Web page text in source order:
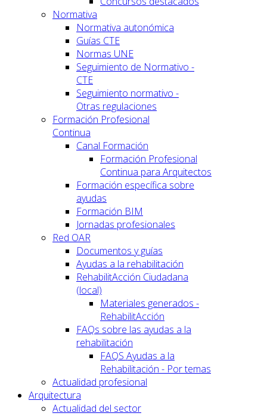
Normativa
Normativa autonómica
Guías CTE
Normas UNE
Seguimiento de Normativo -
CTE
Seguimiento normativo -
Otras regulaciones
Formación Profesional
Continua
Canal Formación
Formación Profesional
Continua para Arquitectos
Formación específica sobre
ayudas
Formación BIM
Jornadas profesionales
Red OAR
Documentos y guías
Ayudas a la rehabilitación
RehabilitAcción Ciudadana
(local)
Materiales generados -
RehabilitAcción
FAQs sobre las ayudas a la
rehabilitación
FAQS Ayudas a la
Rehabilitación - Por temas
Actualidad profesional
Arquitectura
Actualidad del sector